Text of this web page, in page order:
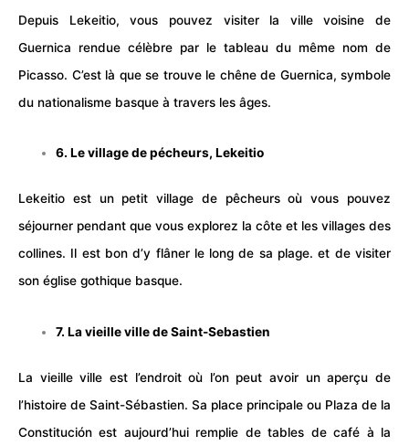
Depuis Lekeitio, vous pouvez visiter la ville voisine de
Guernica rendue célèbre par le tableau du même nom de
Picasso. C’est là que se trouve le chêne de Guernica, symbole
du nationalisme basque à travers les âges.
6. Le village de pécheurs, Lekeitio
Lekeitio est un petit village de pêcheurs où vous pouvez
séjourner pendant que vous explorez la côte et les villages des
collines. Il est bon d’y flâner le long de sa plage. et de visiter
son église gothique basque.
7. La vieille ville de Saint-Sebastien
La vieille ville est l’endroit où l’on peut avoir un aperçu de
l’histoire de Saint-Sébastien. Sa place principale ou Plaza de la
Constitución est aujourd’hui remplie de tables de café à la